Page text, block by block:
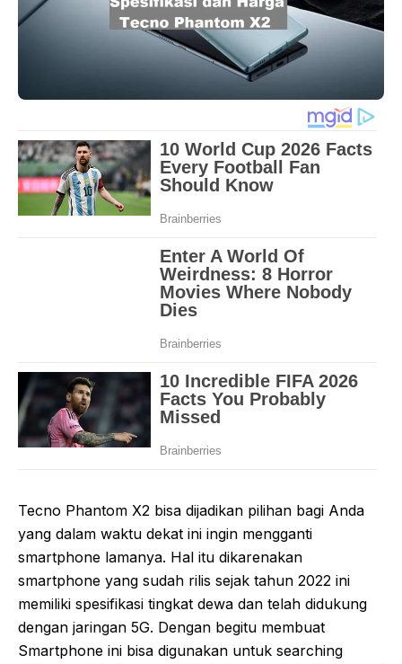
Tecno Phantom X2 bisa dijadikan pilihan bagi Anda
yang dalam waktu dekat ini ingin mengganti
smartphone lamanya. Hal itu dikarenakan
smartphone yang sudah rilis sejak tahun 2022 ini
memiliki spesifikasi tingkat dewa dan telah didukung
dengan jaringan 5G. Dengan begitu membuat
Smartphone ini bisa digunakan untuk searching